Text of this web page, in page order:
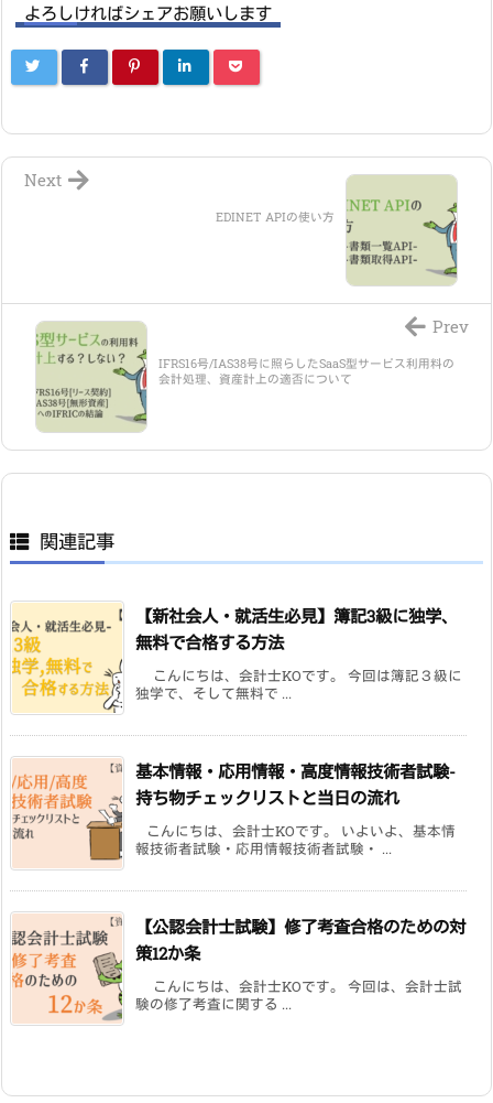
よろしければシェアお願いします
EDINET APIの使い方
Next
IFRS16号/IAS38号に照らしたSaaS型サービス利用料の
会計処理、資産計上の適否について
Prev
関連記事
【新社会人・就活生必見】簿記3級に独学、
無料で合格する方法
こんにちは、会計士KOです。 今回は簿記３級に
独学で、そして無料で ...
基本情報・応用情報・高度情報技術者試験-
持ち物チェックリストと当日の流れ
こんにちは、会計士KOです。 いよいよ、基本情
報技術者試験・応用情報技術者試験・ ...
【公認会計士試験】修了考査合格のための対
策12か条
こんにちは、会計士KOです。 今回は、会計士試
験の修了考査に関する ...